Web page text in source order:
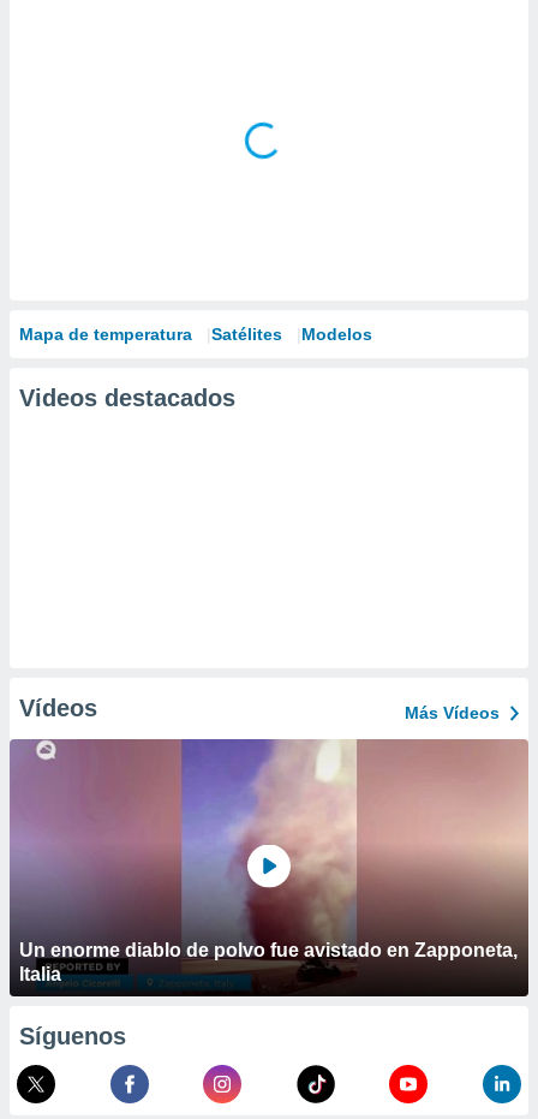
Mapa de temperatura Satélites Modelos
Videos destacados
Vídeos Más Vídeos
Un enorme diablo de polvo fue avistado en Zapponeta,
Italia
Síguenos